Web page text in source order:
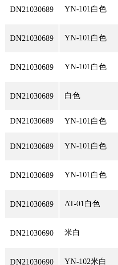
DN21030689 YN-101白色
DN21030689 YN-101白色
DN21030689 YN-101白色
DN21030689 白色
DN21030689 YN-101白色
DN21030689 YN-101白色
DN21030689 YN-101白色
DN21030689 AT-01白色
DN21030690 米白
DN21030690 YN-102米白